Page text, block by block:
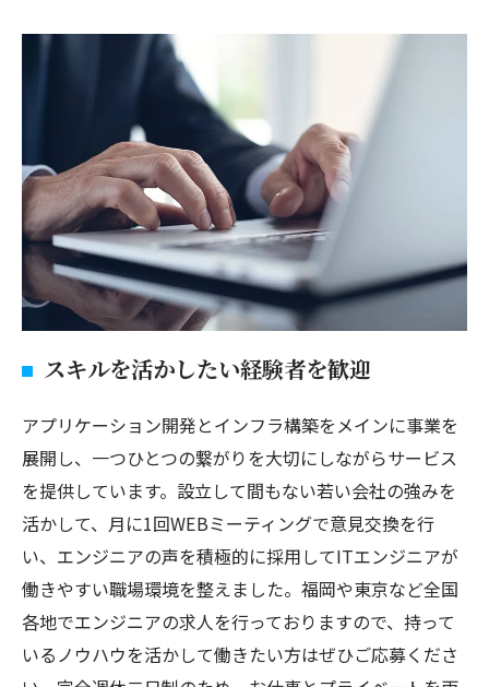
スキルを活かしたい経験者を歓迎
アプリケーション開発とインフラ構築をメインに事業を
展開し、一つひとつの繋がりを大切にしながらサービス
を提供しています。設立して間もない若い会社の強みを
活かして、月に1回WEBミーティングで意見交換を行
い、エンジニアの声を積極的に採用してITエンジニアが
働きやすい職場環境を整えました。福岡や東京など全国
各地でエンジニアの求人を行っておりますので、持って
いるノウハウを活かして働きたい方はぜひご応募くださ